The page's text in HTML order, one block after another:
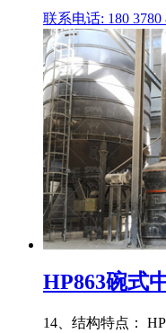
联系电话: 180 3780
HP863碗式
14、结构特点：